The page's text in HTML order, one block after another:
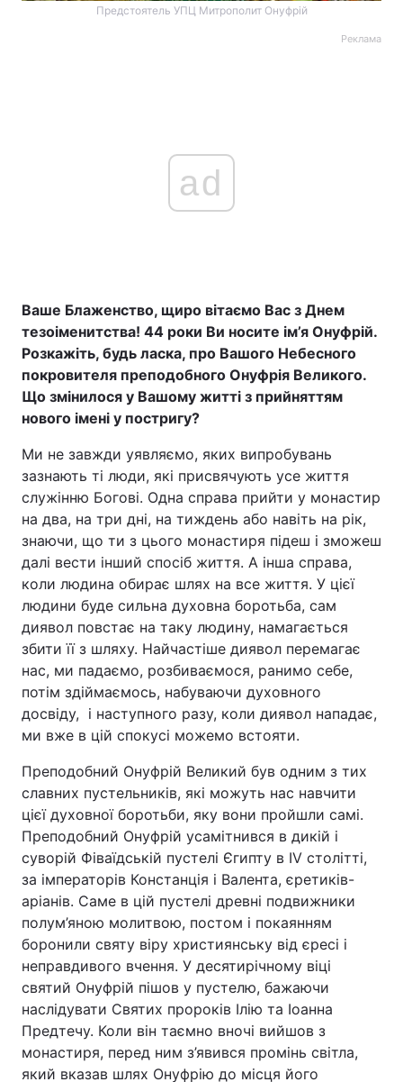
Предстоятель УПЦ Митрополит Онуфрій
Реклама
ad
Ваше Блаженство, щиро вітаємо Вас з Днем
тезоіменитства! 44 роки Ви носите ім’я Онуфрій.
Розкажіть, будь ласка, про Вашого Небесного
покровителя преподобного Онуфрія Великого.
Що змінилося у Вашому житті з прийняттям
нового імені у постригу?
Ми не завжди уявляємо, яких випробувань
зазнають ті люди, які присвячують усе життя
служінню Богові. Одна справа прийти у монастир
на два, на три дні, на тиждень або навіть на рік,
знаючи, що ти з цього монастиря підеш і зможеш
далі вести інший спосіб життя. А інша справа,
коли людина обирає шлях на все життя. У цієї
людини буде сильна духовна боротьба, сам
диявол повстає на таку людину, намагається
збити її з шляху. Найчастіше диявол перемагає
нас, ми падаємо, розбиваємося, ранимо себе,
потім здіймаємось, набуваючи духовного
досвіду, і наступного разу, коли диявол нападає,
ми вже в цій спокусі можемо встояти.
Преподобний Онуфрій Великий був одним з тих
славних пустельників, які можуть нас навчити
цієї духовної боротьби, яку вони пройшли самі.
Преподобний Онуфрій усамітнився в дикій і
суворій Фіваїдській пустелі Єгипту в IV столітті,
за імператорів Констанція і Валента, єретиків-
аріанів. Саме в цій пустелі древні подвижники
полум’яною молитвою, постом і покаянням
боронили святу віру християнську від єресі і
неправдивого вчення. У десятирічному віці
святий Онуфрій пішов у пустелю, бажаючи
наслідувати Святих пророків Ілію та Іоанна
Предтечу. Коли він таємно вночі вийшов з
монастиря, перед ним з’явився промінь світла,
який вказав шлях Онуфрію до місця його